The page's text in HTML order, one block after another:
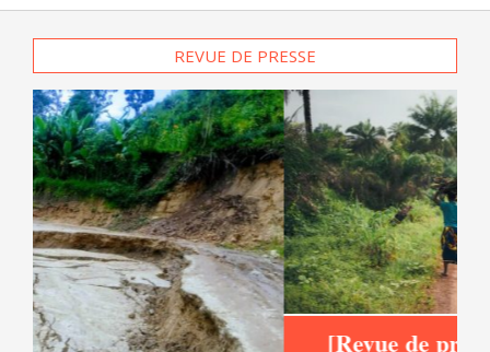
[Revue de presse] : Entente entre
l’ICCN et les communautés locales